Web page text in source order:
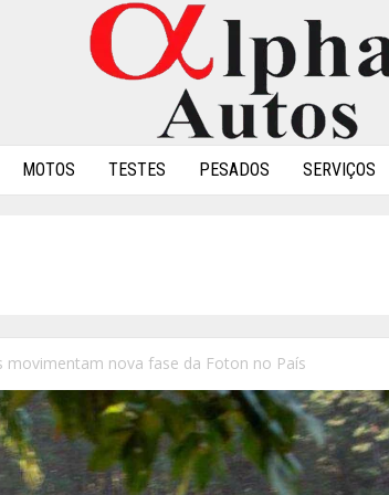
MOTOS TESTES PESADOS SERVIÇOS
movimentam nova fase da Foton no País